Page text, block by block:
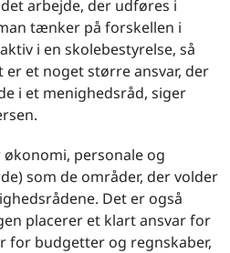
arbejde, der udføres i
tænker på forskellen i
i en skolebestyrelse, så
er et noget større ansvar, der
i et menighedsråd, siger
personale og
som de områder, der volder
Det er også
placerer et klart ansvar for
for budgetter og regnskaber,